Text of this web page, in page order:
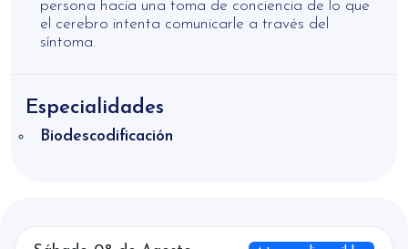
persona hacia una toma de conciencia de lo que
el cerebro intenta comunicarle a través del
síntoma.
Especialidades
Biodescodificación